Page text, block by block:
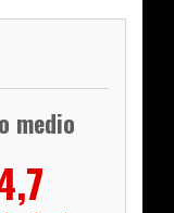
medio